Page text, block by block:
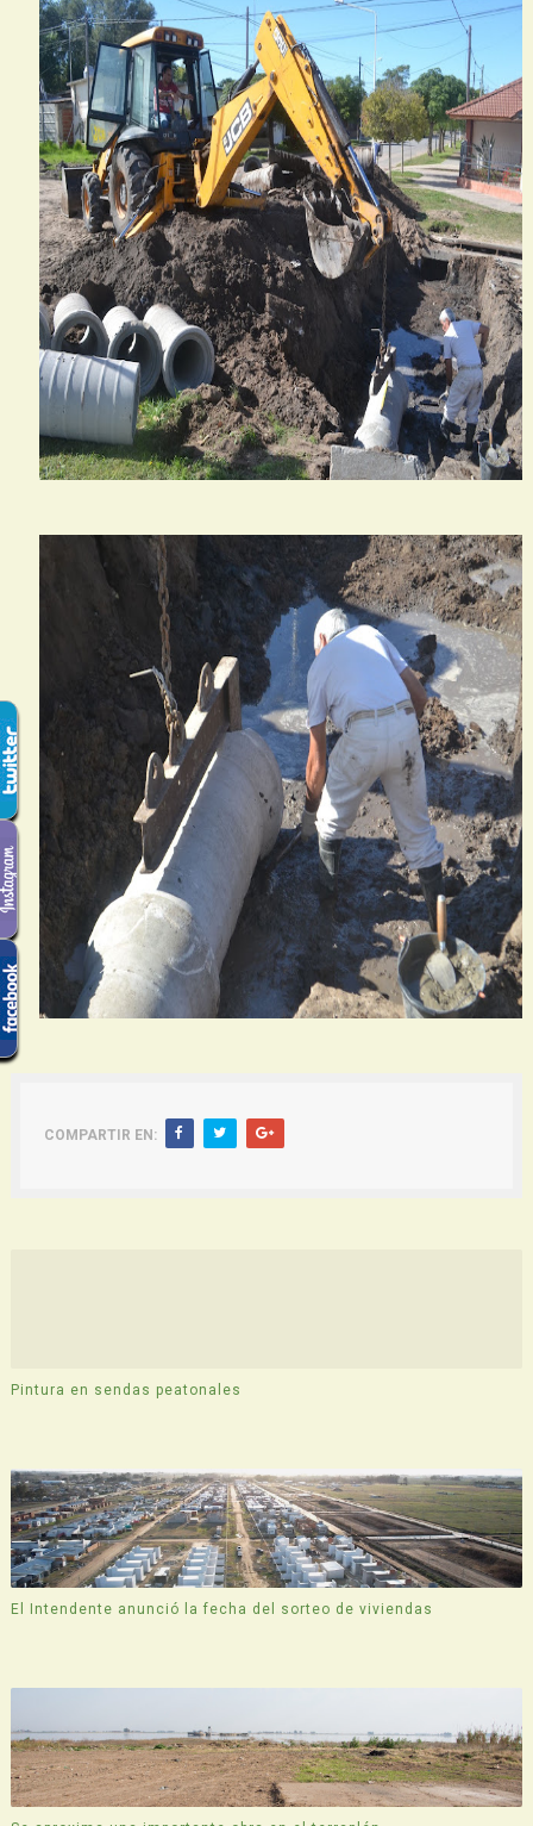
COMPARTIR EN:
Pintura en sendas peatonales
El Intendente anunció la fecha del sorteo de viviendas